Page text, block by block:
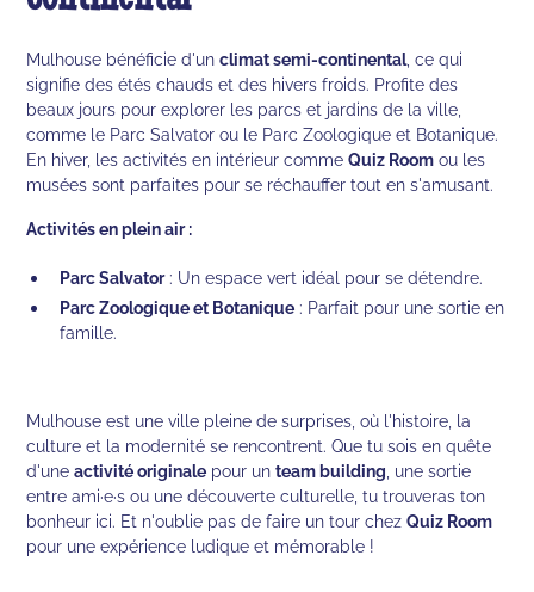
Mulhouse bénéficie d'unclimat semi-continental, ce qui
signifie des étés chauds et des hivers froids. Profite des
beaux jours pour explorer les parcs et jardins de la ville,
comme le Parc Salvator ou le Parc Zoologique et Botanique.
En hiver, les activités en intérieur commeQuiz Room ou les
musées sont parfaites pour se réchauffer tout en s'amusant.
Activités en plein air :
Parc Salvator: Un espace vert idéal pour se détendre.
Parc Zoologique et Botanique : Parfait pour une sortie en
famille.
Mulhouse est une ville pleine de surprises, où l'histoire, la
culture et la modernité se rencontrent. Que tu sois en quête
d'uneactivité originale pour unteam building , une sortie
entre ami·e·s ou une découverte culturelle, tu trouveras ton
bonheur ici. Et n'oublie pas de faire un tour chezQuiz Room
pour une expérience ludique et mémorable !